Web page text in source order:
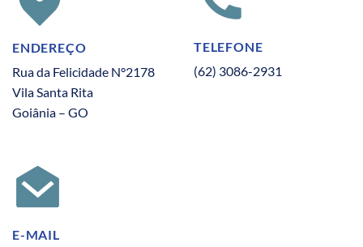
ENDEREÇO
Rua da Felicidade N°2178
Vila Santa Rita
Goiânia – GO
TELEFONE
(62) 3086-2931
E-MAIL